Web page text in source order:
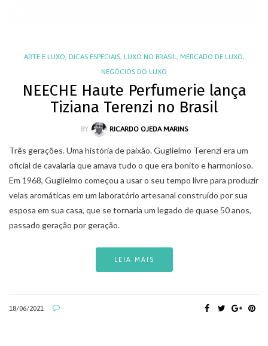
ARTE E LUXO, DICAS ESPECIAIS, LUXO NO BRASIL , MERCADO DE LUXO,
NEGÓCIOS DO LUXO
NEECHE Haute Perfumerie lança
Tiziana Terenzi no Brasil
BY RICARDO OJEDA MARINS
Três gerações. Uma história de paixão. Guglielmo Terenzi era um
oficial de cavalaria que amava tudo o que era bonito e harmonioso.
Em 1968, Guglielmo começou a usar o seu tempo livre para produzir
velas aromáticas em um laboratório artesanal construído por sua
esposa em sua casa, que se tornaria um legado de quase 50 anos,
passado geração por geração.
LEIA MAIS
18/06/2021